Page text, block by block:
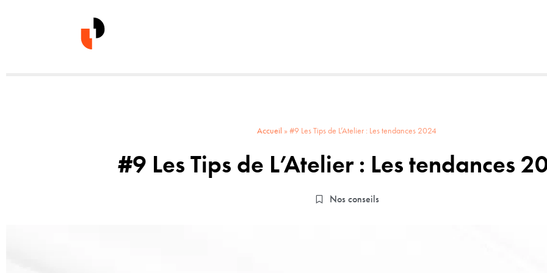
Accueil »#9 Les Tips de L’Atelier : Les tendances 2024
#9 Les Tips de L’Atelier : Les tendances
Nos conseils